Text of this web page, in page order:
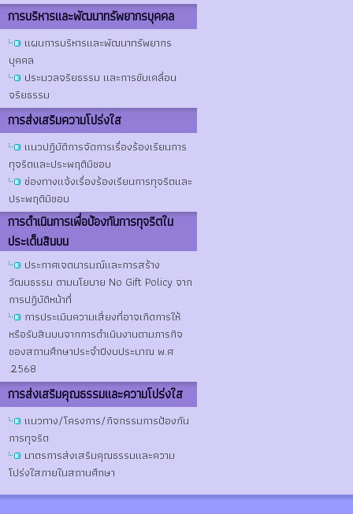
การบริหารและพัฒนาทรัพยากรบุคคล
แผนการบริหารและพัฒนาทรัพยากร
บุคคล
ประมวลจริยธรรม และการขับเคลื่อน
จริยธรรม
การส่งเสริมความโปร่งใส
แนวปฏิบัติการจัดการเรื่องร้องเรียนการ
ทุจริตและประพฤติมิชอบ
ช่องทางแจ้งเรื่องร้องเรียนการทุจริตและ
ประพฤติมิชอบ
การดําเนินการเพื่อป้องกันการทุจริตใน
ประเด็นสินบน
ประกาศเจตนารมณ์และการสร้าง
วัฒนธรรม ตามนโยบาย No Gift Policy จาก
การปฏิบัติหน้าที่
การประเมินความเสี่ยงที่อาจเกิดการให้
หรือรับสินบนจากการดำเนินงานตามภารกิจ
ของสถานศึกษาประจำปีงบประมาณ พ.ศ
.2568
การส่งเสริมคุณธรรมและความโปร่งใส
แนวทาง/โครงการ/กิจกรรมการป้องกัน
การทุจริต
มาตรการส่งเสริมคุณธรรมและความ
โปร่งใสภายในสถานศึกษา